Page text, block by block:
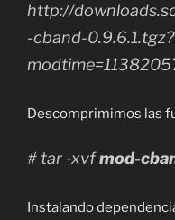
http://
-cband-0.9.6.1.tgz?
Descomprimimos las
# tar -xvfmod-
Instalando